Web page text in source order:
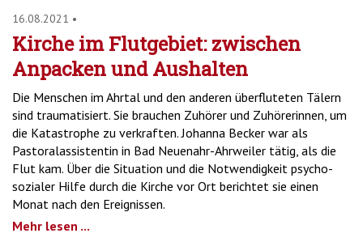
16.08.2021 •
Kirche im Flutgebiet: zwischen
Anpacken und Aushalten
Die Menschen im Ahrtal und den anderen überfluteten Tälern
sind traumatisiert. Sie brauchen Zuhörer und Zuhörerinnen, um
die Katastrophe zu verkraften. Johanna Becker war als
Pastoralassistentin in Bad Neuenahr-Ahrweiler tätig, als die
Flut kam. Über die Situation und die Notwendigkeit psycho-
sozialer Hilfe durch die Kirche vor Ort berichtet sie einen
Monat nach den Ereignissen.
Mehr lesen ...